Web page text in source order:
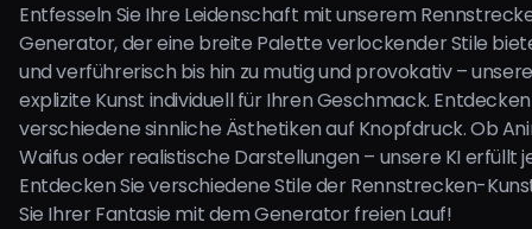
Entfesseln Sie Ihre Leidenschaft mit unserem
Generator, der eine breite Palette verlockender Stile
und verführerisch bis hin zu mutig und provokativ –
explizite Kunst individuell für Ihren Geschmack. Entdecken
verschiedene sinnliche Ästhetiken auf Knopfdruck. Ob
Waifus oder realistische Darstellungen – unsere KI erfüllt
Entdecken Sie verschiedene Stile der Rennstrecken-
Sie Ihrer Fantasie mit dem Generator freien Lauf!